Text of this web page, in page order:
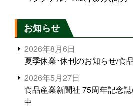
お知らせ
2026年8月6日
夏季休業･休刊のお知らせ/食
2026年5月27日
食品産業新聞社 75周年記念
中